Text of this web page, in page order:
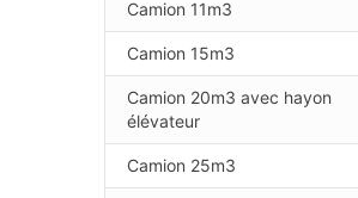
Camion 11m3
Camion 15m3
Camion 20m3 avec hayon
élévateur
Camion 25m3